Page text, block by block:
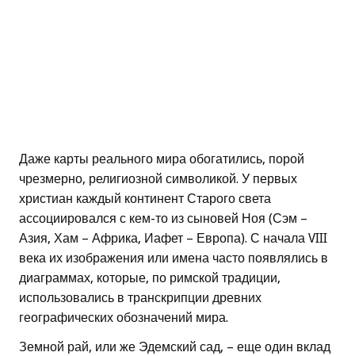
Даже карты реального мира обогатились, порой
чрезмерно, религиозной символикой. У первых
христиан каждый континент Старого света
ассоциировался с кем-то из сыновей Ноя (Сэм –
Азия, Хам – Африка, Иафет – Европа). С начала VIII
века их изображения или имена часто появлялись в
диаграммах, которые, по римской традиции,
использовались в транскрипции древних
географических обозначений мира.
Земной рай, или же Эдемский сад, – еще один вклад